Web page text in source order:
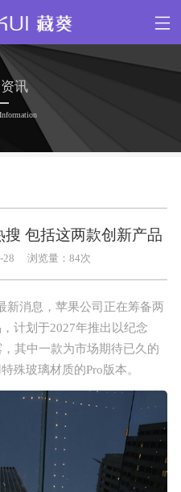
讯
搜 包括这两款创新产品
28 浏览量：84次
新消息，苹果公司正在筹备两
计划于2027年推出以纪念
其中一款为市场期待已久的
殊玻璃材质的Pro版本。